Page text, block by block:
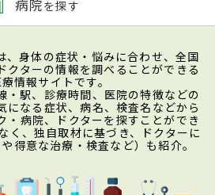
病院を探す
、身体の症状・悩みに合わせ、全国
クターの情報を調べることができる
情報サイトです。
・駅、診療時間、医院の特徴などの
になる症状、病名、検査名などから
・病院、ドクターを探すことができ
く、独自取材に基づき、ドクターに
得意な治療・検査など）も紹介。